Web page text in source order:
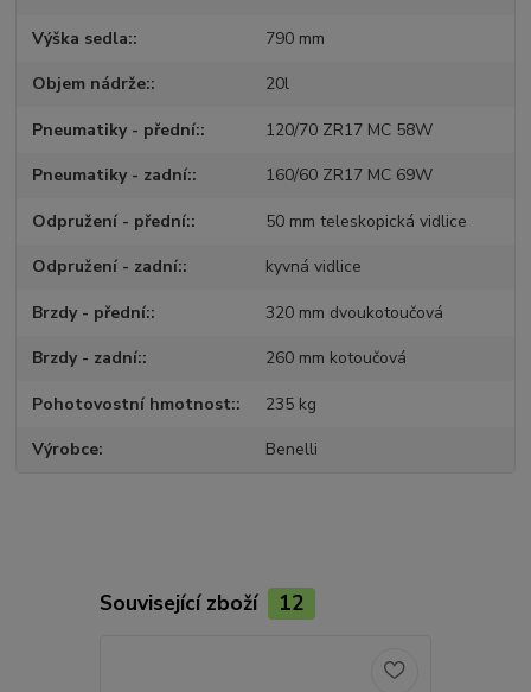
Výška sedla: 790 mm
Objem nádrže: 20l
Pneumatiky - přední: 120/70 ZR17 MC 58W
Pneumatiky - zadní: 160/60 ZR17 MC 69W
Odpružení - přední: 50 mm teleskopická vidlice
Odpružení - zadní: kyvná vidlice
Brzdy - přední: 320 mm dvoukotoučová
Brzdy - zadní: 260 mm kotoučová
Pohotovostní hmotnost: 235 kg
Výrobce Benelli
Související zboží 12